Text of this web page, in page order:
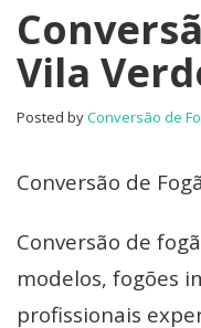
Vila
Posted byConversão de
Conversão de
Conversão de
modelos, fogões
profissionais